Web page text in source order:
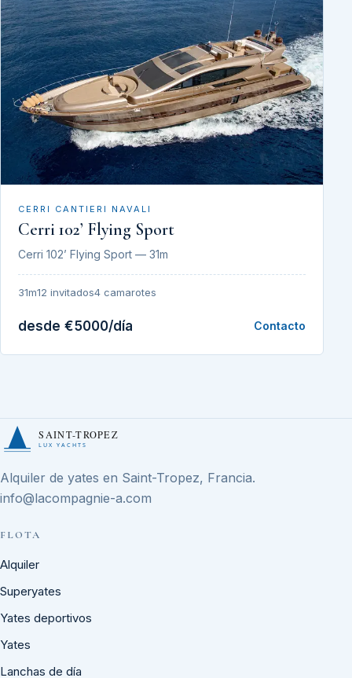
CERRI CANTIERI NAVALI
Cerri 102’ Flying Sport
Cerri 102’ Flying Sport — 31m
31m12 invitados4 camarotes
desde €5000/día Contacto
SAINT-TROPEZ
LUX YACHTS
Alquiler de yates en Saint-Tropez, Francia.
info@lacompagnie-a.com
FLOTA
Alquiler
Superyates
Yates deportivos
Yates
Lanchas de día